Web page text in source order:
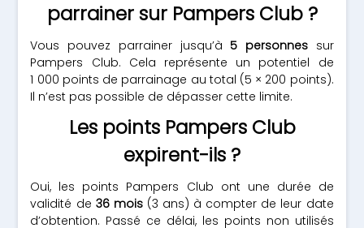
parrainer sur Pampers Club ?
Vous pouvez parrainer jusqu’à 5 personnessur
Pampers Club. Cela représente un potentiel de
1 000 points de parrainage au total (5 × 200 points).
Il n’est pas possible de dépasser cette limite.
Les points Pampers Club
expirent-ils ?
Oui, les points Pampers Club ont une durée de
validité de 36 mois(3 ans) à compter de leur date
d’obtention. Passé ce délai, les points non utilisés